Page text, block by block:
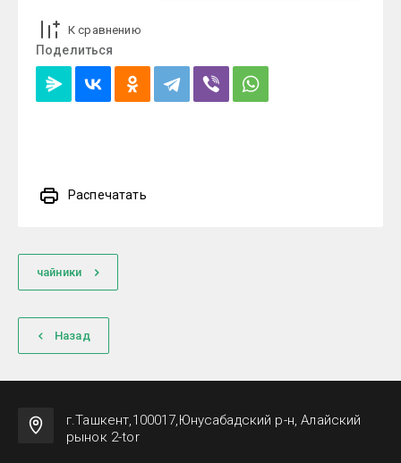
К сравнению
Поделиться
Распечатать
чайники
Назад
г.Ташкент,100017,Юнусабадский р-н, Алайский
рынок 2-tor